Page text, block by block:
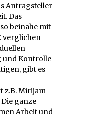
Antragsteller
Das
beinahe mit
verglichen
und Kontrolle
gibt es
z.B. Mirijam
ganze
Arbeit und